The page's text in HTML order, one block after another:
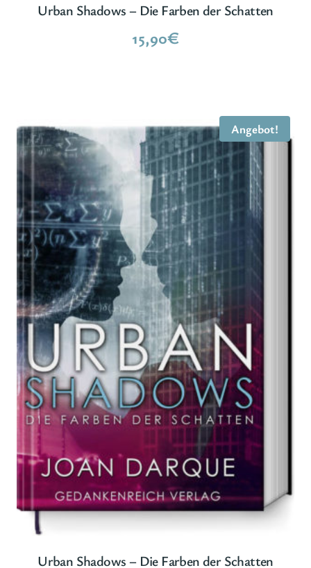
Urban Shadows – Die Farben der Schatten
15,90€
Angebot!
Urban Shadows – Die Farben der Schatten